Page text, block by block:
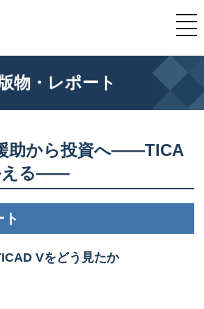
物・レポート
助から投資へ——TICA
える——
Vをどう見たか